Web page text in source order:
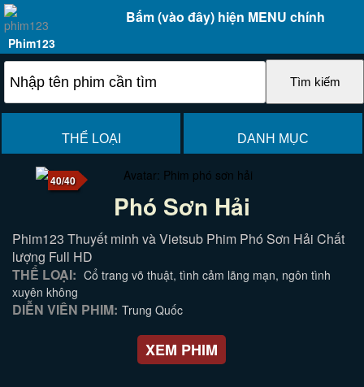
Bấm (vào đây) hiện MENU chính
Phim123
THỂ LOẠI DANH MỤC
40/40
Phó Sơn Hải
Phim123 Thuyết minh và Vietsub Phim Phó Sơn Hải Chất
lượng Full HD
THỂ LOẠI: Cổ trang võ thuật, tình cảm lãng mạn, ngôn tình
xuyên không
DIỄN VIÊN PHIM: Trung Quốc
XEM PHIM